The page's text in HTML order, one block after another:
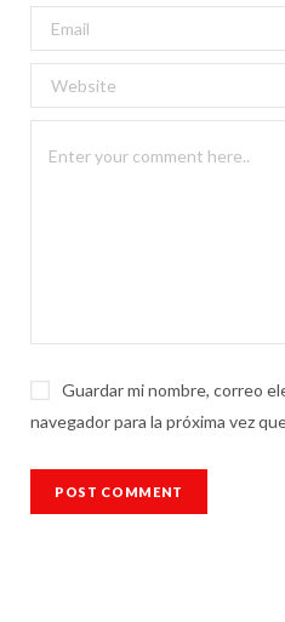
Guardar mi nombre, correo
navegador para la próxima vez